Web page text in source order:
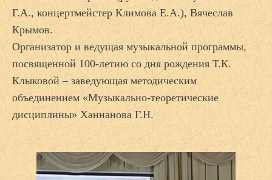
Г.А., концертмейстер Климова Е.А.), Вячеслав
Крымов.
Организатор и ведущая музыкальной программы,
посвященной 100-летию со дня рождения Т.К.
Клыковой – заведующая методическим
объединением «Музыкально-теоретические
дисциплины» Ханнанова Г.Н.